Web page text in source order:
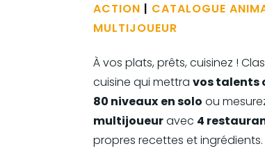
ACTION | CATALOGUE
MULTIJOUEUR
À vos plats, prêts, cuisinez !
cuisine qui mettravos talents
80 niveaux en solo ou
multijoueuravec 4
propres recettes et ingrédients.